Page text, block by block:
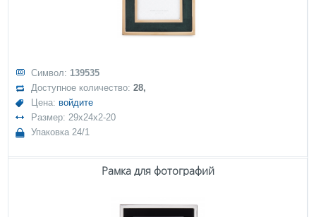
Символ: 139535
Доступное количество:28,
Цена: войдите
Размер: 29x24x2-20
Упаковка 24/1
Рамка для фотографий